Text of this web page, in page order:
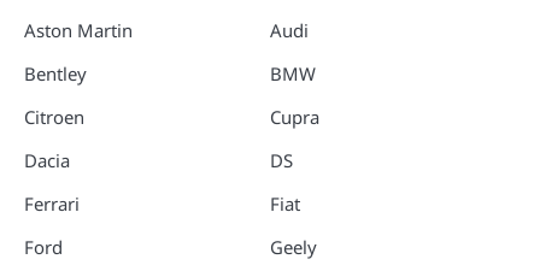
Aston Martin
Bentley
Citroen
Dacia
Ferrari
Ford
Audi
BMW
Cupra
DS
Fiat
Geely